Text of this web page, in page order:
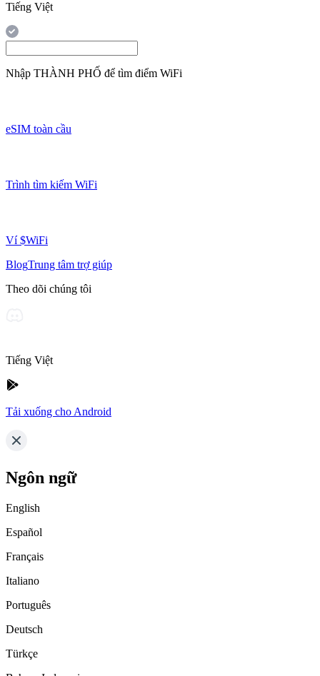
Tiếng Việt
Nhập THÀNH PHỐ để tìm điểm WiFi
eSIM toàn cầu
Trình tìm kiếm WiFi
Ví $WiFi
BlogTrung tâm trợ giúp
Theo dõi chúng tôi
Tiếng Việt
Tải xuống cho Android
Ngôn ngữ
English
Español
Français
Italiano
Português
Deutsch
Türkçe